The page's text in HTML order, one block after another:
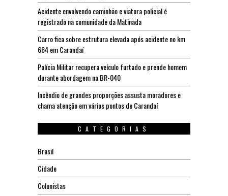
Acidente envolvendo caminhão e viatura policial é
registrado na comunidade da Matinada
Carro fica sobre estrutura elevada após acidente no km
664 em Carandaí
Polícia Militar recupera veículo furtado e prende homem
durante abordagem na BR-040
Incêndio de grandes proporções assusta moradores e
chama atenção em vários pontos de Carandaí
CATEGORIAS
Brasil
Cidade
Colunistas